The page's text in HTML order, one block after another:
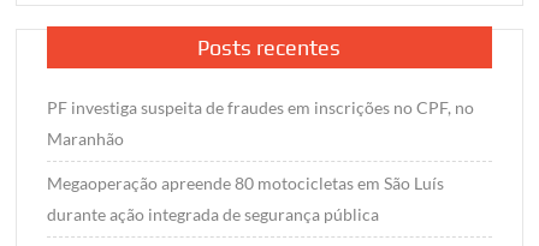
Posts recentes
PF investiga suspeita de fraudes em inscrições no CPF, no
Maranhão
Megaoperação apreende 80 motocicletas em São Luís
durante ação integrada de segurança pública